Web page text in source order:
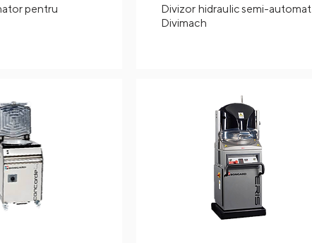
pentru
Divizor hidraulic semi-automat
Divimach